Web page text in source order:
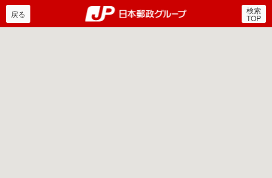
郵便局・日本郵政グルー
戻る 検索
TOP